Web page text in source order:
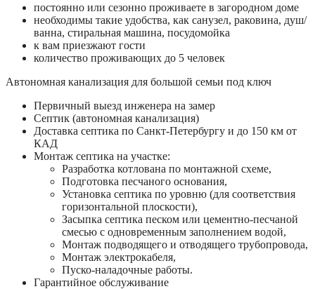
постоянно или сезонно проживаете в загородном доме
необходимы такие удобства, как санузел, раковина, душ/
ванна, стиральная машина, посудомойка
к вам приезжают гости
количество проживающих до 5 человек
Автономная канализация для большой семьи под ключ
Первичный выезд инженера на замер
Септик (автономная канализация)
Доставка септика по Санкт-Петербургу и до 150 км от
КАД
Монтаж септика на участке:
Разработка котлована по монтажной схеме,
Подготовка песчаного основания,
Установка септика по уровню (для соответствия
горизонтальной плоскости),
Засыпка септика песком или цементно-песчаной
смесью с одновременным заполнением водой,
Монтаж подводящего и отводящего трубопровода,
Монтаж электрокабеля,
Пуско-наладочные работы.
Гарантийное обслуживание